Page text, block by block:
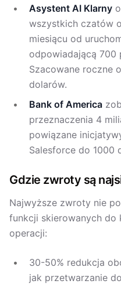
Asystent AI Klarny
wszystkich czatów
miesiącu od
odpowiadającą 700
Szacowane roczne
dolarów.
Bank of America
przeznaczenia 4
powiązane
Salesforce do 1000
Gdzie zwroty są
Najwyższe zwroty nie
funkcji skierowanych do
operacji:
30-50% redukcja
jak przetwarzanie